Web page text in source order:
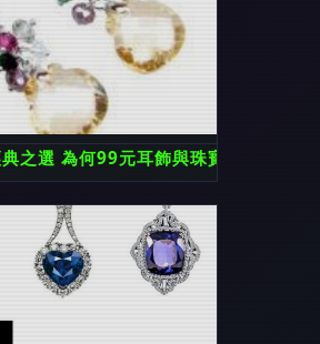
之選 為何99元耳飾與珠寶首飾能改善